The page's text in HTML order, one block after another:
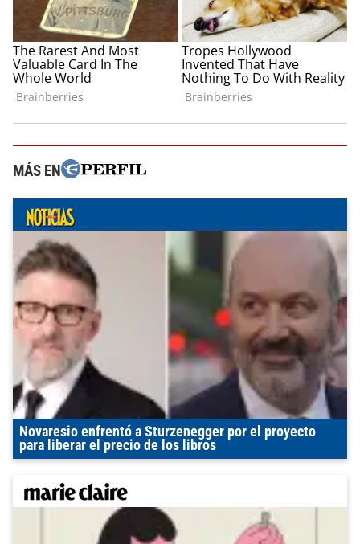
MÁS EN
Novaresio enfrentó a Sturzenegger por el proyecto
para liberar el precio de los libros